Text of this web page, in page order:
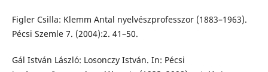
Figler Csilla: Klemm Antal nyelvészprofesszor (1883–1963).
Pécsi Szemle 7. (2004):2. 41–50.
Gál István László: Losonczy István. In: Pécsi